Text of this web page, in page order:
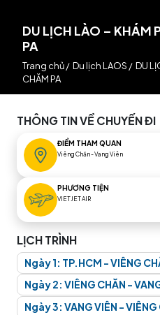
DU LỊCH LÀO – KHÁM
PA
Trang chủ/ Du lịch LAOS / DU
CHĂM PA
THÔNG TIN VỀ CHUYẾN ĐI
ĐIỂM THAM QUAN
Viêng Chăn - Vang Viên
PHƯƠNG TIỆN
VIETJET AIR
LỊCH TRÌNH
Ngày 1: TP.HCM - VIÊNG
Quý khách tập trung tại
đi Quốc Tế, Lầu 2.
Ngày 2: VIÊNG CHĂN -
Quý khách dùng bữa
Ngày 3: VANG VIÊN - VIÊNG